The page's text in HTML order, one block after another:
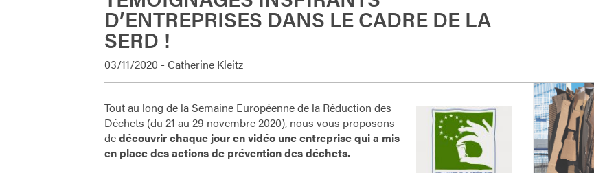
D’ENTREPRISES DANS LE CADRE DE LA
SERD !
03/11/2020 - Catherine Kleitz
Tout au long de la Semaine Européenne de la Réduction des
Déchets (du 21 au 29 novembre 2020), nous vous proposons
dedécouvrir chaque jour en vidéo une entreprise qui a mis
en place des actions de prévention des déchets.